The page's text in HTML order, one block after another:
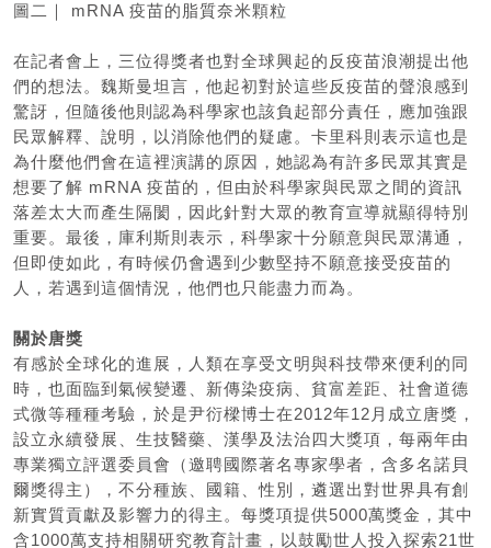
圖二｜ mRNA 疫苗的脂質奈米顆粒
在記者會上，三位得獎者也對全球興起的反疫苗浪潮提出他
們的想法。魏斯曼坦言，他起初對於這些反疫苗的聲浪感到
驚訝，但隨後他則認為科學家也該負起部分責任，應加強跟
民眾解釋、說明，以消除他們的疑慮。卡里科則表示這也是
為什麼他們會在這裡演講的原因，她認為有許多民眾其實是
想要了解 mRNA 疫苗的，但由於科學家與民眾之間的資訊
落差太大而產生隔閡，因此針對大眾的教育宣導就顯得特別
重要。最後，庫利斯則表示，科學家十分願意與民眾溝通，
但即使如此，有時候仍會遇到少數堅持不願意接受疫苗的
人，若遇到這個情況，他們也只能盡力而為。
關於唐獎
有感於全球化的進展，人類在享受文明與科技帶來便利的同
時，也面臨到氣候變遷、新傳染疫病、貧富差距、社會道德
式微等種種考驗，於是尹衍樑博士在2012年12月成立唐獎，
設立永續發展、生技醫藥、漢學及法治四大獎項，每兩年由
專業獨立評選委員會（邀聘國際著名專家學者，含多名諾貝
爾獎得主），不分種族、國籍、性別，遴選出對世界具有創
新實質貢獻及影響力的得主。每獎項提供5000萬獎金，其中
含1000萬支持相關研究教育計畫，以鼓勵世人投入探索21世